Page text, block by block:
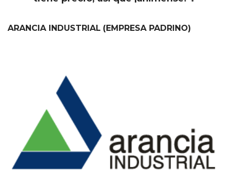
ARANCIA INDUSTRIAL (EMPRESA PADRINO)